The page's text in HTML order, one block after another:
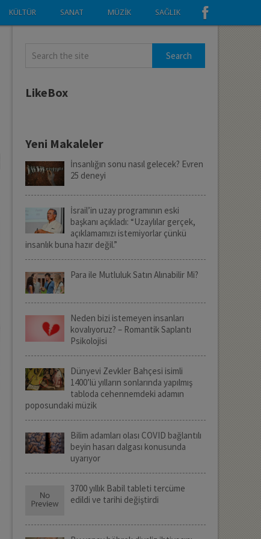
KÜLTÜR SANAT MÜZIK SAĞLIK
LikeBox
Yeni Makaleler
İnsanlığın sonu nasıl gelecek? Evren
25 deneyi
İsrail’in uzay programının eski
başkanı açıkladı: “Uzaylılar gerçek,
açıklamamızı istemiyorlar çünkü
insanlık buna hazır değil.”
Para ile Mutluluk Satın Alınabilir Mi?
Neden bizi istemeyen insanları
kovalıyoruz? – Romantik Saplantı
Psikolojisi
Dünyevi Zevkler Bahçesi isimli
1400’lü yılların sonlarında yapılmış
tabloda cehennemdeki adamın
poposundaki müzik
Bilim adamları olası COVID bağlantılı
beyin hasarı dalgası konusunda
uyarıyor
3700 yıllık Babil tableti tercüme
edildi ve tarihi değiştirdi